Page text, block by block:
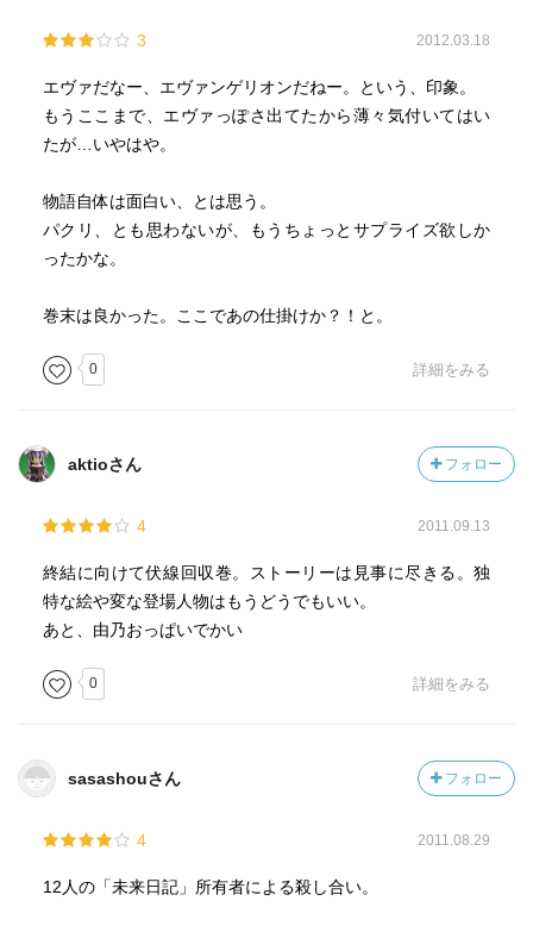
3 2012.03.18
エヴァだなー、エヴァンゲリオンだねー。という、印象。
もうここまで、エヴァっぽさ出てたから薄々気付いてはい
たが…いやはや。
物語自体は面白い、とは思う。
パクリ、とも思わないが、もうちょっとサプライズ欲しか
ったかな。
巻末は良かった。ここであの仕掛けか？！と。
0 詳細をみる
aktioさん フォロー
4 2011.09.13
終結に向けて伏線回収巻。ストーリーは見事に尽きる。独
特な絵や変な登場人物はもうどうでもいい。
あと、由乃おっぱいでかい
0 詳細をみる
sasashouさん フォロー
4 2011.08.29
12人の「未来日記」所有者による殺し合い。